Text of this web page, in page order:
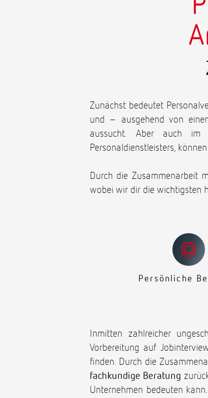
Zunächst bedeutet
und – ausgehend von
aussucht. Aber auch im
Personaldienstleisters,
Durch die Zusammenarbeit
wobei wir dir die wichtigsten
Persönliche
Inmitten zahlreicher
Vorbereitung auf
finden. Durch die
fachkundige Beratung
Unternehmen bedeuten